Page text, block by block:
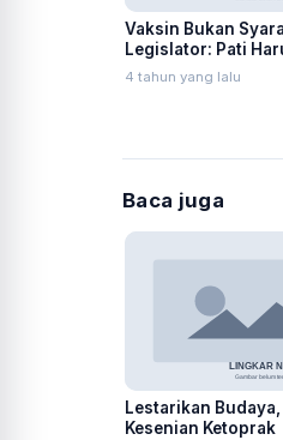
Vaksin Bukan
Legislator: Pati
PTM
4 tahun yang lalu
Baca juga
Lestarikan
Kesenian Ketoprak